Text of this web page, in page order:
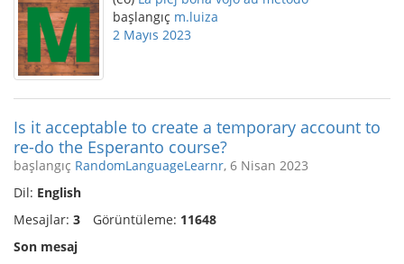
başlangıç m.luiza
2 Mayıs 2023
Is it acceptable to create a temporary account to
re-do the Esperanto course?
başlangıç RandomLanguageLearnr, 6 Nisan 2023
Dil: English
Mesajlar: 3 Görüntüleme: 11648
Son mesaj